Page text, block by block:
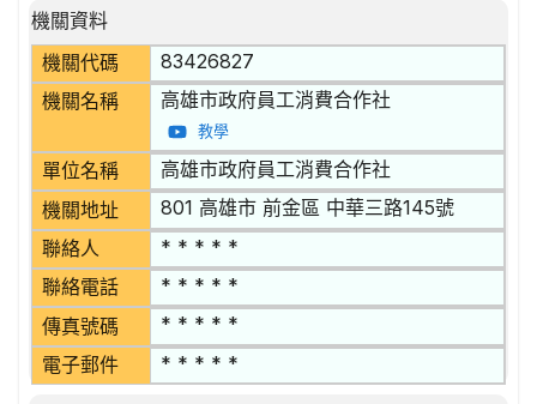
招標公告詳細內容
機關資料
機關代碼
83426827
機關名稱 高雄市政府員工消費合作社
教學
單位名稱 高雄市政府員工消費合作社
機關地址 801 高雄市 前金區 中華三路145號
聯絡人 * * * * *
聯絡電話 * * * * *
傳真號碼 * * * * *
電子郵件 * * * * *